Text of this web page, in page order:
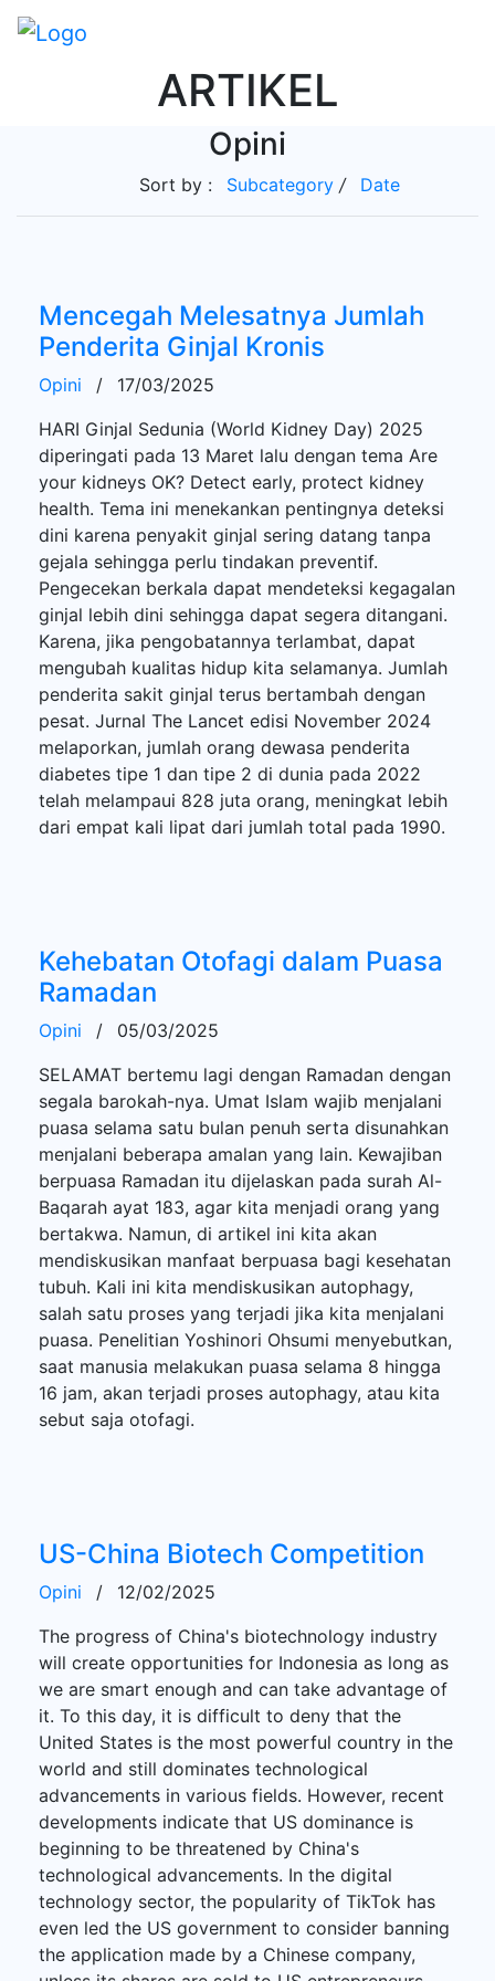
ARTIKEL
Opini
Sort by : Subcategory / Date
Mencegah Melesatnya Jumlah
Penderita Ginjal Kronis
Opini /
17/03/2025
HARI Ginjal Sedunia (World Kidney Day) 2025
diperingati pada 13 Maret lalu dengan tema Are
your kidneys OK? Detect early, protect kidney
health. Tema ini menekankan pentingnya deteksi
dini karena penyakit ginjal sering datang tanpa
gejala sehingga perlu tindakan preventif.
Pengecekan berkala dapat mendeteksi kegagalan
ginjal lebih dini sehingga dapat segera ditangani.
Karena, jika pengobatannya terlambat, dapat
mengubah kualitas hidup kita selamanya. Jumlah
penderita sakit ginjal terus bertambah dengan
pesat. Jurnal The Lancet edisi November 2024
melaporkan, jumlah orang dewasa penderita
diabetes tipe 1 dan tipe 2 di dunia pada 2022
telah melampaui 828 juta orang, meningkat lebih
dari empat kali lipat dari jumlah total pada 1990.
Kehebatan Otofagi dalam Puasa
Ramadan
Opini /
05/03/2025
SELAMAT bertemu lagi dengan Ramadan dengan
segala barokah-nya. Umat Islam wajib menjalani
puasa selama satu bulan penuh serta disunahkan
menjalani beberapa amalan yang lain. Kewajiban
berpuasa Ramadan itu dijelaskan pada surah Al-
Baqarah ayat 183, agar kita menjadi orang yang
bertakwa. Namun, di artikel ini kita akan
mendiskusikan manfaat berpuasa bagi kesehatan
tubuh. Kali ini kita mendiskusikan autophagy,
salah satu proses yang terjadi jika kita menjalani
puasa. Penelitian Yoshinori Ohsumi menyebutkan,
saat manusia melakukan puasa selama 8 hingga
16 jam, akan terjadi proses autophagy, atau kita
sebut saja otofagi.
US-China Biotech Competition
Opini /
12/02/2025
The progress of China's biotechnology industry
will create opportunities for Indonesia as long as
we are smart enough and can take advantage of
it. To this day, it is difficult to deny that the
United States is the most powerful country in the
world and still dominates technological
advancements in various fields. However, recent
developments indicate that US dominance is
beginning to be threatened by China's
technological advancements. In the digital
technology sector, the popularity of TikTok has
even led the US government to consider banning
the application made by a Chinese company,